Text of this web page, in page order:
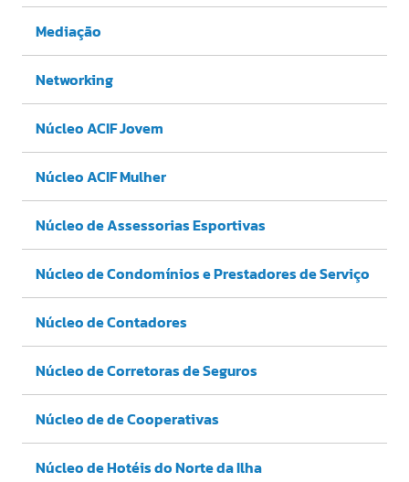
Mediação
Networking
Núcleo ACIF Jovem
Núcleo ACIF Mulher
Núcleo de Assessorias Esportivas
Núcleo de Condomínios e Prestadores de Serviço
Núcleo de Contadores
Núcleo de Corretoras de Seguros
Núcleo de de Cooperativas
Núcleo de Hotéis do Norte da Ilha